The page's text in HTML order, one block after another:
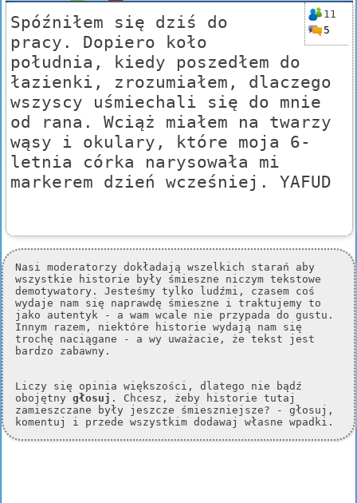
11
5
Spóźniłem się dziś do
pracy. Dopiero koło
południa, kiedy poszedłem do
łazienki, zrozumiałem, dlaczego
wszyscy uśmiechali się do mnie
od rana. Wciąż miałem na twarzy
wąsy i okulary, które moja 6-
letnia córka narysowała mi
markerem dzień wcześniej. YAFUD
Nasi moderatorzy dokładają wszelkich starań aby
wszystkie historie były śmieszne niczym tekstowe
demotywatory. Jesteśmy tylko ludźmi, czasem coś
wydaje nam się naprawdę śmieszne i traktujemy to
jako autentyk - a wam wcale nie przypada do gustu.
Innym razem, niektóre historie wydają nam się
trochę naciągane - a wy uważacie, że tekst jest
bardzo zabawny.
Liczy się opinia większości, dlatego nie bądź
obojętny głosuj . Chcesz, żeby historie tutaj
zamieszczane były jeszcze śmieszniejsze? - głosuj,
komentuj i przede wszystkim dodawaj własne wpadki.